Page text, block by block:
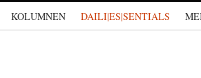
KOLUMNEN DAILI|ES|SENTIALS